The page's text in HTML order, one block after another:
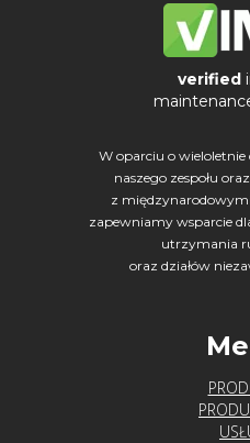
verified
W oparciu o wieloletnie
naszego zespołu
z
zapewniamy wsparcie
utrzymania
oraz działów